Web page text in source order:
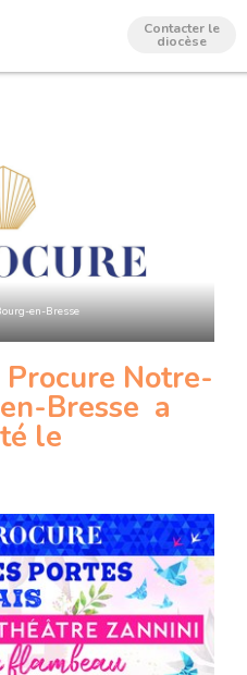
Contacter le
diocèse
en-Bresse
Notre-
Bresse a
le